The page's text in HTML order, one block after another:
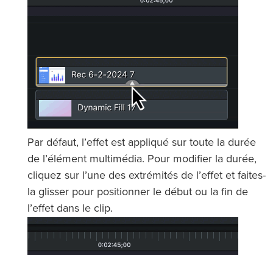
Par défaut, l’effet est appliqué sur toute la durée
de l’élément multimédia. Pour modifier la durée,
cliquez sur l’une des extrémités de l’effet et faites-
la glisser pour positionner le début ou la fin de
l’effet dans le clip.